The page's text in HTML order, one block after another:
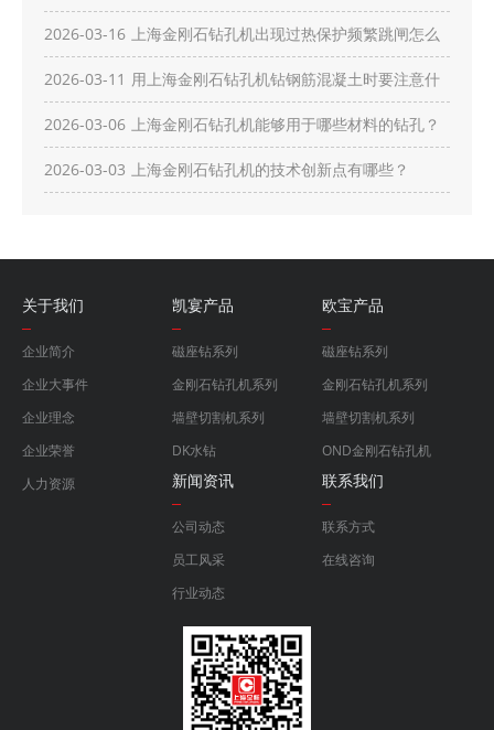
2026-03-16 上海金刚石钻孔机出现过热保护频繁跳闸怎么
办？
2026-03-11 用上海金刚石钻孔机钻钢筋混凝土时要注意什
么？
2026-03-06 上海金刚石钻孔机能够用于哪些材料的钻孔？
2026-03-03 上海金刚石钻孔机的技术创新点有哪些？
关于我们
企业简介
企业大事件
企业理念
企业荣誉
人力资源
凯宴产品
磁座钻系列
金刚石钻孔机系列
墙壁切割机系列
DK水钻
欧宝产品
磁座钻系列
金刚石钻孔机系列
墙壁切割机系列
OND金刚石钻孔机
新闻资讯
公司动态
员工风采
行业动态
联系我们
联系方式
在线咨询